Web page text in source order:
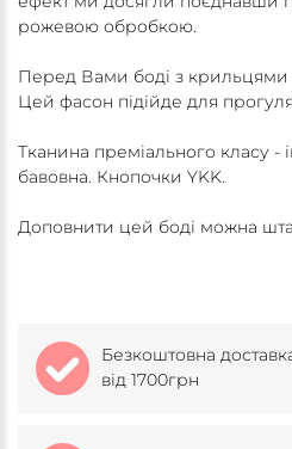
рожевою обробкою.
Перед Вами боді з крильцями
Цей фасон підійде для
Тканина преміального класу -
бавовна. Кнопочки YKK.
Доповнити цей боді можна
Безкоштовна
від 1700грн